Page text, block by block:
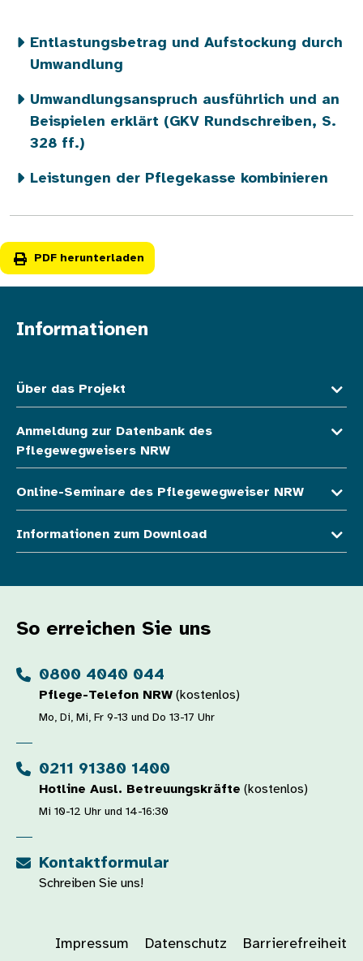
Entlastungsbetrag und Aufstockung durch
Umwandlung
Umwandlungsanspruch ausführlich und an
Beispielen erklärt (GKV Rundschreiben, S.
328 ff.)
Leistungen der Pflegekasse kombinieren
PDF herunterladen
Informationen
Über das Projekt
Anmeldung zur Datenbank des
Pflegewegweisers NRW
Online-Seminare des Pflegewegweiser NRW
Informationen zum Download
So erreichen Sie uns
0800 4040 044
Pflege-Telefon NRW (kostenlos)
Mo, Di, Mi, Fr 9-13 und Do 13-17 Uhr
0211 91380 1400
Hotline Ausl. Betreuungskräfte (kostenlos)
Mi 10-12 Uhr und 14-16:30
Kontaktformular
Schreiben Sie uns!
Impressum Datenschutz Barrierefreiheit